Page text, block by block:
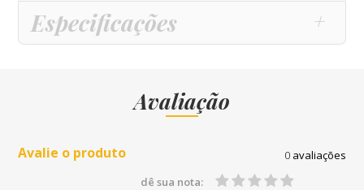
Especificações
Avaliação
Avalie o produto 0avaliações
dê sua nota: